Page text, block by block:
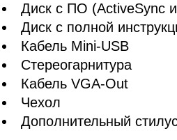
Диск с ПО (ActiveSync
Диск с полной
Кабель Mini-USB
Стереогарнитура
Кабель VGA-Out
Чехол
Дополнительный